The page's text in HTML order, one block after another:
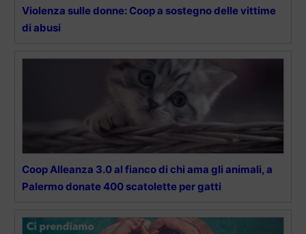
Violenza sulle donne: Coop a sostegno delle vittime
di abusi
Coop Alleanza 3.0 al fianco di chi ama gli animali, a
Palermo donate 400 scatolette per gatti